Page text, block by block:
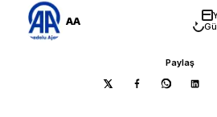
AA
Paylaş